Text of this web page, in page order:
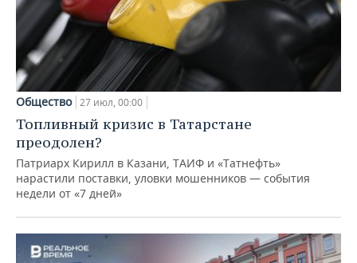
Общество 27 июл, 00:00
Топливный кризис в Татарстане
преодолен?
Патриарх Кирилл в Казани, ТАИФ и «Татнефть»
нарастили поставки, уловки мошенников — события
недели от «7 дней»